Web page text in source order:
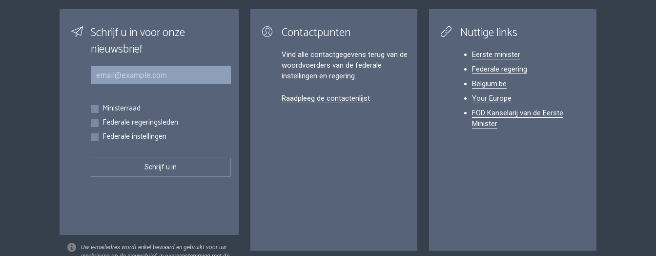
Schrijf u in voor onze
nieuwsbrief
E-mail
Inschrijvingen
Ministerraad
Federale regeringsleden
Federale instellingen
Uw e-mailadres wordt enkel bewaard en gebruikt voor uw
Contactpunten
Vind alle contactgegevens terug van de
woordvoerders van de federale
instellingen en regering.
Raadpleeg de contactenlijst
Nuttige links
Eerste minister
Federale regering
Belgium.be
Your Europe
FOD Kanselarij van de Eerste
Minister